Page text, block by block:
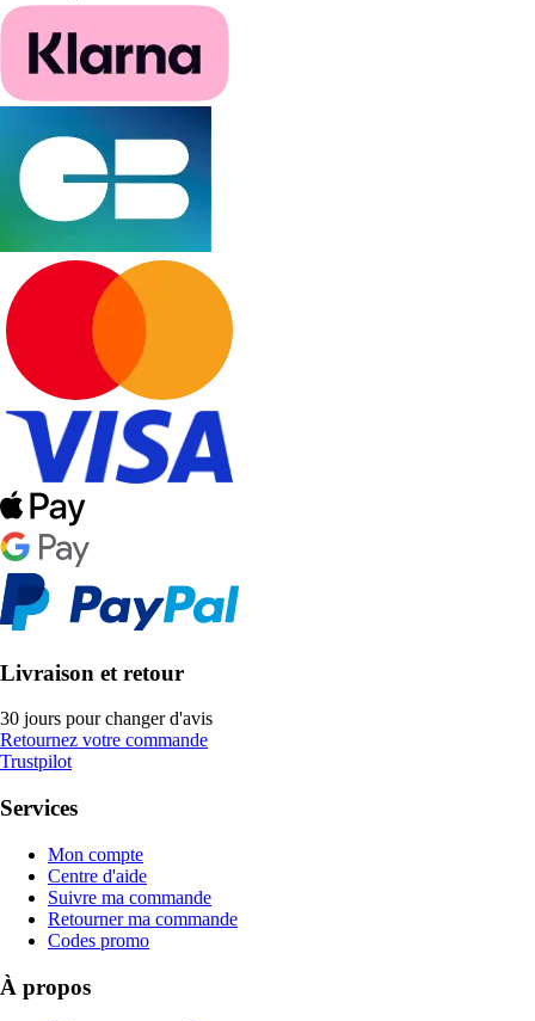
Livraison et retour
30 jours pour changer d'avis
Retournez votre commande
Trustpilot
Services
Mon compte
Centre d'aide
Suivre ma commande
Retourner ma commande
Codes promo
À propos